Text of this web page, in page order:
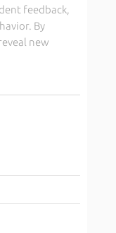
feedback,
By
new